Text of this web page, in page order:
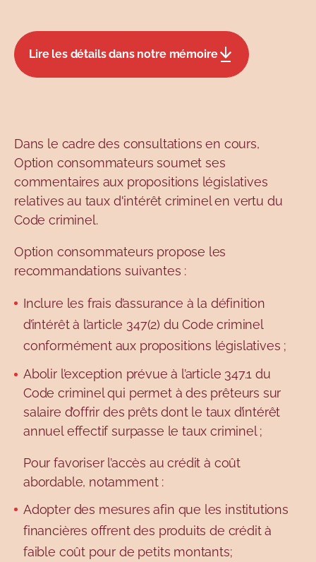
Lire les détails dans notre mémoire
Dans le cadre des consultations en cours,
Option consommateurs soumet ses
commentaires aux propositions législatives
relatives au taux d'intérêt criminel en vertu du
Code criminel.
Option consommateurs propose les
recommandations suivantes :
Inclure les frais d’assurance à la définition
d’intérêt à l’article 347(2) du Code criminel
conformément aux propositions législatives ;
Abolir l’exception prévue à l’article 347.1 du
Code criminel qui permet à des prêteurs sur
salaire d’offrir des prêts dont le taux d’intérêt
annuel effectif surpasse le taux criminel ;
Pour favoriser l’accès au crédit à coût
abordable, notamment :
Adopter des mesures afin que les institutions
financières offrent des produits de crédit à
faible coût pour de petits montants;